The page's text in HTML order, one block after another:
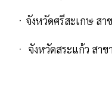
ㆍจังหวัดศรีสะเกษ ส
ㆍ จังหวัดสระแก้ว สา